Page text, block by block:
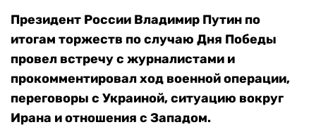
Президент России Владимир Путин по
итогам торжеств по случаю Дня Победы
провел встречу с журналистами и
прокомментировал ход военной операции,
переговоры с Украиной, ситуацию вокруг
Ирана и отношения с Западом.